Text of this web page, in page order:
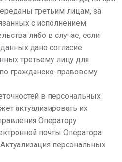
третьим лицам, за
с исполнением
либо в случае, если
дано согласие
третьему лицу для
гражданско-правовому
в персональных
актуализировать их
Оператору
почты Оператора
персональных